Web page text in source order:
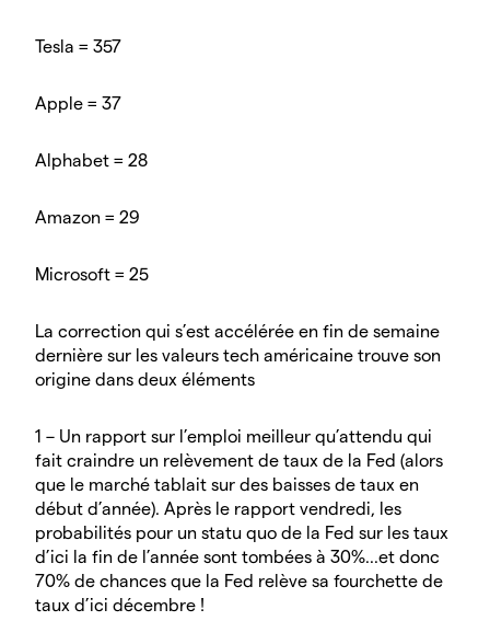
Tesla = 357
Apple = 37
Alphabet = 28
Amazon = 29
Microsoft = 25
La correction qui s’est accélérée en fin de semaine
dernière sur les valeurs tech américaine trouve son
origine dans deux éléments
1 – Un rapport sur l’emploi meilleur qu’attendu qui
fait craindre un relèvement de taux de la Fed (alors
que le marché tablait sur des baisses de taux en
début d’année). Après le rapport vendredi, les
probabilités pour un statu quo de la Fed sur les taux
d’ici la fin de l’année sont tombées à 30%...et donc
70% de chances que la Fed relève sa fourchette de
taux d’ici décembre !